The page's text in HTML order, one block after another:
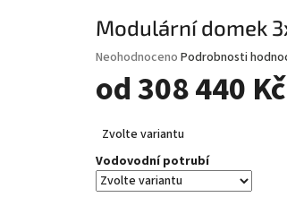
Modulární domek
Průměrné
hodnocení
produktu
0,0
5
hvězdiček.
Neohodnoceno Podrobnosti
od308 440 Kč
cena:
Zvolte variantu
Vodovodní potrubí